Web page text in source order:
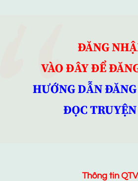
ĐĂNG
VÀO ĐÂY ĐỂ
HƯỚNG DẪN
ĐỌC
Thông tin